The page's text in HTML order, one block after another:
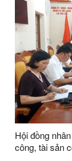
Hội đồng
công, tài sản